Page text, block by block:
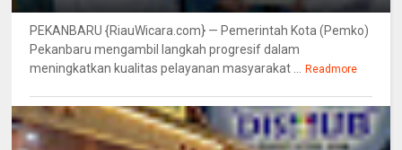
PEKANBARU {RiauWicara.com} — Pemerintah Kota (Pemko)
Pekanbaru mengambil langkah progresif dalam
meningkatkan kualitas pelayanan masyarakat ...
Readmore